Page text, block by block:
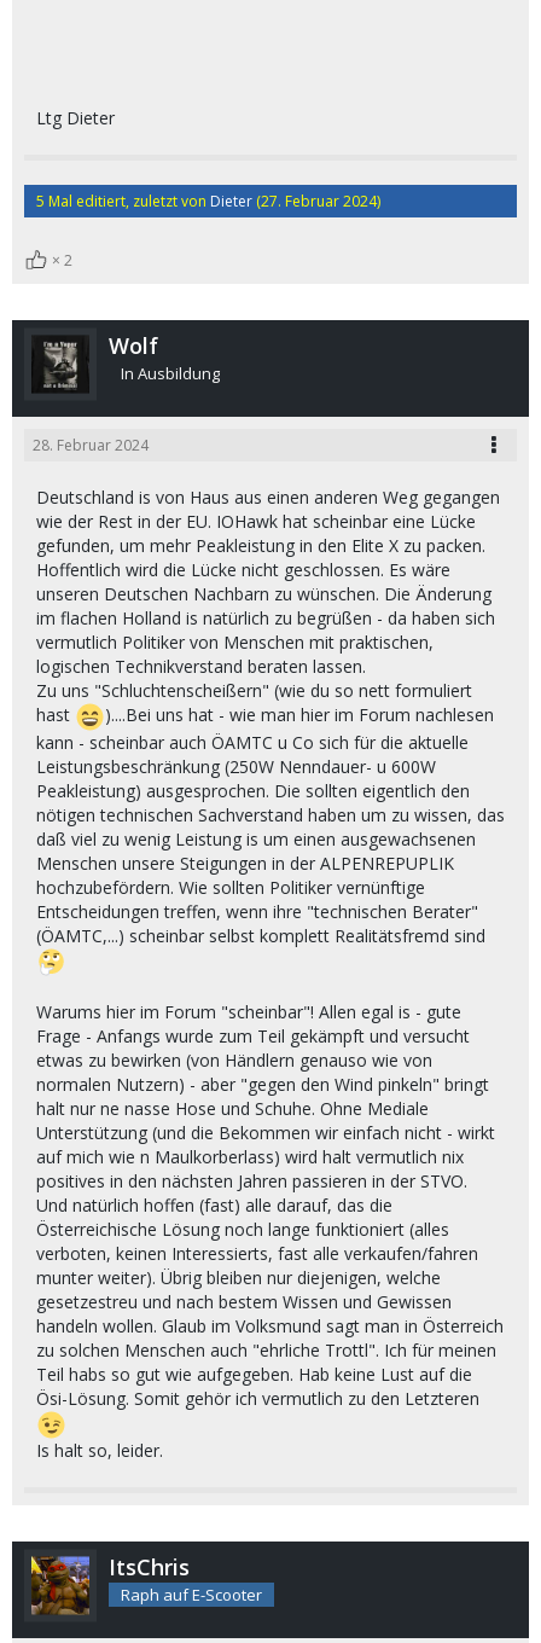
Ltg Dieter
5 Mal editiert, zuletzt von Dieter (27. Februar 2024)
2
Wolf
In Ausbildung
28. Februar 2024
Deutschland is von Haus aus einen anderen Weg gegangen
wie der Rest in der EU. IOHawk hat scheinbar eine Lücke
gefunden, um mehr Peakleistung in den Elite X zu packen.
Hoffentlich wird die Lücke nicht geschlossen. Es wäre
unseren Deutschen Nachbarn zu wünschen. Die Änderung
im flachen Holland is natürlich zu begrüßen - da haben sich
vermutlich Politiker von Menschen mit praktischen,
logischen Technikverstand beraten lassen.
Zu uns "Schluchtenscheißern" (wie du so nett formuliert
hast
)....Bei uns hat - wie man hier im Forum nachlesen
kann - scheinbar auch ÖAMTC u Co sich für die aktuelle
Leistungsbeschränkung (250W Nenndauer- u 600W
Peakleistung) ausgesprochen. Die sollten eigentlich den
nötigen technischen Sachverstand haben um zu wissen, das
daß viel zu wenig Leistung is um einen ausgewachsenen
Menschen unsere Steigungen in der ALPENREPUPLIK
hochzubefördern. Wie sollten Politiker vernünftige
Entscheidungen treffen, wenn ihre "technischen Berater"
(ÖAMTC,...) scheinbar selbst komplett Realitätsfremd sind
Warums hier im Forum "scheinbar"! Allen egal is - gute
Frage - Anfangs wurde zum Teil gekämpft und versucht
etwas zu bewirken (von Händlern genauso wie von
normalen Nutzern) - aber "gegen den Wind pinkeln" bringt
halt nur ne nasse Hose und Schuhe. Ohne Mediale
Unterstützung (und die Bekommen wir einfach nicht - wirkt
auf mich wie n Maulkorberlass) wird halt vermutlich nix
positives in den nächsten Jahren passieren in der STVO.
Und natürlich hoffen (fast) alle darauf, das die
Österreichische Lösung noch lange funktioniert (alles
verboten, keinen Interessierts, fast alle verkaufen/fahren
munter weiter). Übrig bleiben nur diejenigen, welche
gesetzestreu und nach bestem Wissen und Gewissen
handeln wollen. Glaub im Volksmund sagt man in Österreich
zu solchen Menschen auch "ehrliche Trottl". Ich für meinen
Teil habs so gut wie aufgegeben. Hab keine Lust auf die
Ösi-Lösung. Somit gehör ich vermutlich zu den Letzteren
Is halt so, leider.
ItsChris
Raph auf E-Scooter